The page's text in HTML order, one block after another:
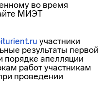
во время
МИЭТ
участники
результаты первой
порядке апелляции
работ участникам
проведении